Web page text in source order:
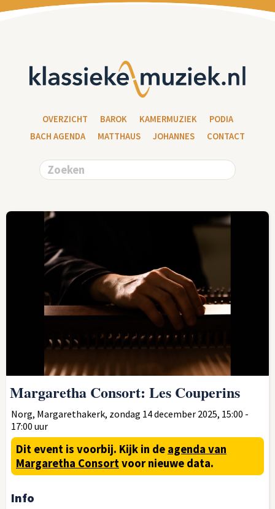
OVERZICHT BAROK KAMERMUZIEK
PODIA
BACH AGENDA
MATTHAUS JOHANNES CONTACT
Margaretha Consort: Les Couperins
Norg, Margarethakerk, zondag 14 december 2025, 15:00 -
17:00 uur
Dit event is voorbij. Kijk in de agenda van
Margaretha Consort voor nieuwe data.
Info